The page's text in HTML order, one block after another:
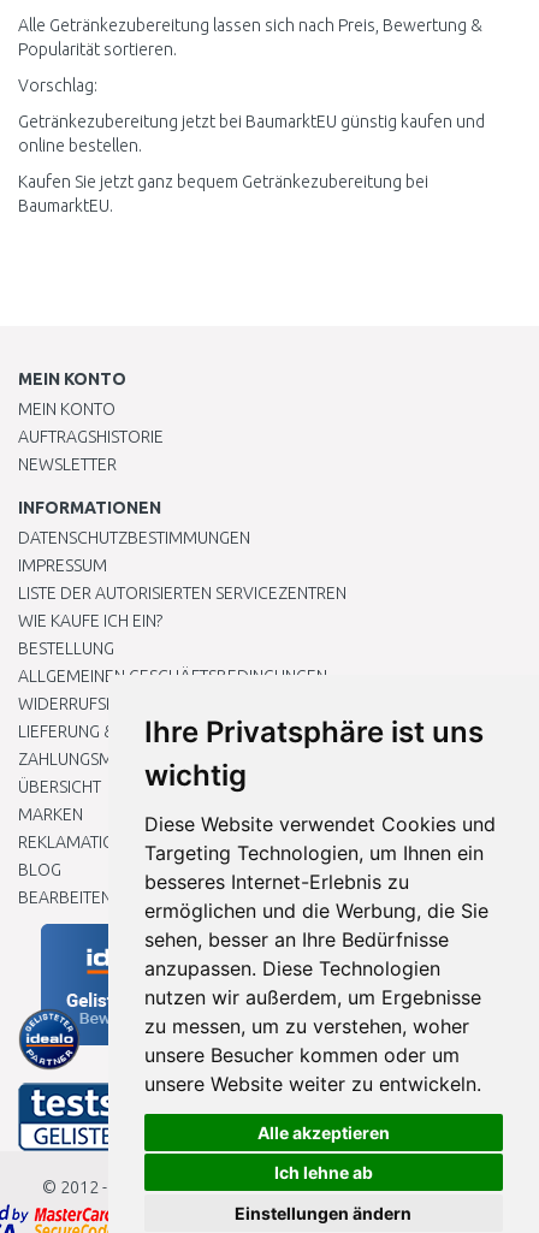
Ihre Privatsphäre ist uns
wichtig
Diese Website verwendet Cookies und
Targeting Technologien, um Ihnen ein
besseres Internet-Erlebnis zu
ermöglichen und die Werbung, die Sie
sehen, besser an Ihre Bedürfnisse
anzupassen. Diese Technologien
nutzen wir außerdem, um Ergebnisse
zu messen, um zu verstehen, woher
unsere Besucher kommen oder um
unsere Website weiter zu entwickeln.
Alle akzeptieren
Ich lehne ab
Einstellungen ändern
Alle Getränkezubereitung lassen sich nach Preis, Bewertung &
Popularität sortieren.
Vorschlag:
Getränkezubereitung jetzt bei BaumarktEU günstig kaufen und
online bestellen.
Kaufen Sie jetzt ganz bequem Getränkezubereitung bei
BaumarktEU.
MEIN KONTO
MEIN KONTO
AUFTRAGSHISTORIE
NEWSLETTER
INFORMATIONEN
DATENSCHUTZBESTIMMUNGEN
IMPRESSUM
LISTE DER AUTORISIERTEN SERVICEZENTREN
WIE KAUFE ICH EIN?
BESTELLUNG
ALLGEMEINEN GESCHÄFTSBEDINGUNGEN
WIDERRUFSRECHT
LIEFERUNG & ZAHLUNG
ZAHLUNGSMETHODEN
ÜBERSICHT
MARKEN
REKLAMATIONEN UND RETOUREN
BLOG
BEARBEITEN SIE MEINE COOKIE-EINSTELLUNGEN
© 2012 - 2026Baumarkteu.de